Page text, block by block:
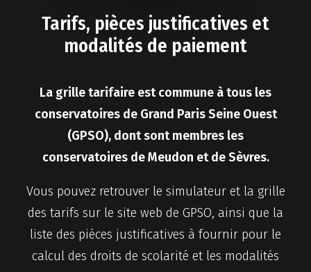
Tarifs, pièces justificatives et
modalités de paiement
La grille tarifaire est commune à tous les
conservatoires de Grand Paris Seine Ouest
(GPSO), dont sont membres les
conservatoires de Meudon et de Sèvres.
Vous pouvez retrouver le simulateur et la grille
des tarifs sur le site web de GPSO, ainsi que la
liste des pièces justificatives à fournir pour le
calcul des droits de scolarité et les modalités